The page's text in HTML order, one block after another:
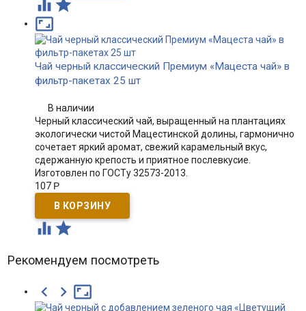
 

Чай черный классический Премиум «Мацеста чай» в
фильтр-пакетах 25 шт
В наличии
Черный классический чай, выращенный на плантациях
экологически чистой Мацестинской долины, гармонично
сочетает яркий аромат, свежий карамельный вкус,
сдержанную крепость и приятное послевкусие.
Изготовлен по ГОСТу 32573-2013.
107 Р
 
Рекомендуем посмотреть
  